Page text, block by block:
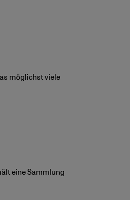
möglichst viele
eine Sammlung